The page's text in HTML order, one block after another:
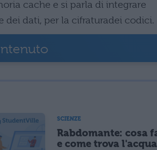
cache e si parla di integrare
dei dati, per la cifraturadei codici.
SCIENZE
Rabdomante: cosa
e come trova l'acqua